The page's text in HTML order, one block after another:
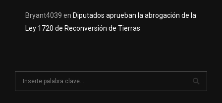
Bryant4039 en Diputados aprueban la abrogación de la
Ley 1720 de Reconversión de Tierras